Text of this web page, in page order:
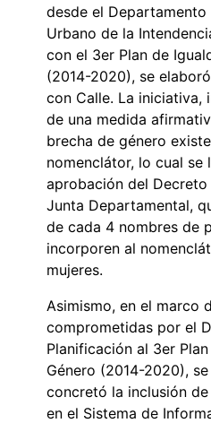
desde el Departamento
Urbano de la
con el 3er Plan de
(2014-2020), se
con Calle. La iniciativa,
de una medida
brecha de género
nomenclátor, lo cual se
aprobación del Decreto
Junta Departamental,
de cada 4 nombres de
incorporen al
mujeres.
Asimismo, en el marco
comprometidas por el
Planificación al 3er
Género (2014-2020),
concretó la inclusión
en el Sistema de